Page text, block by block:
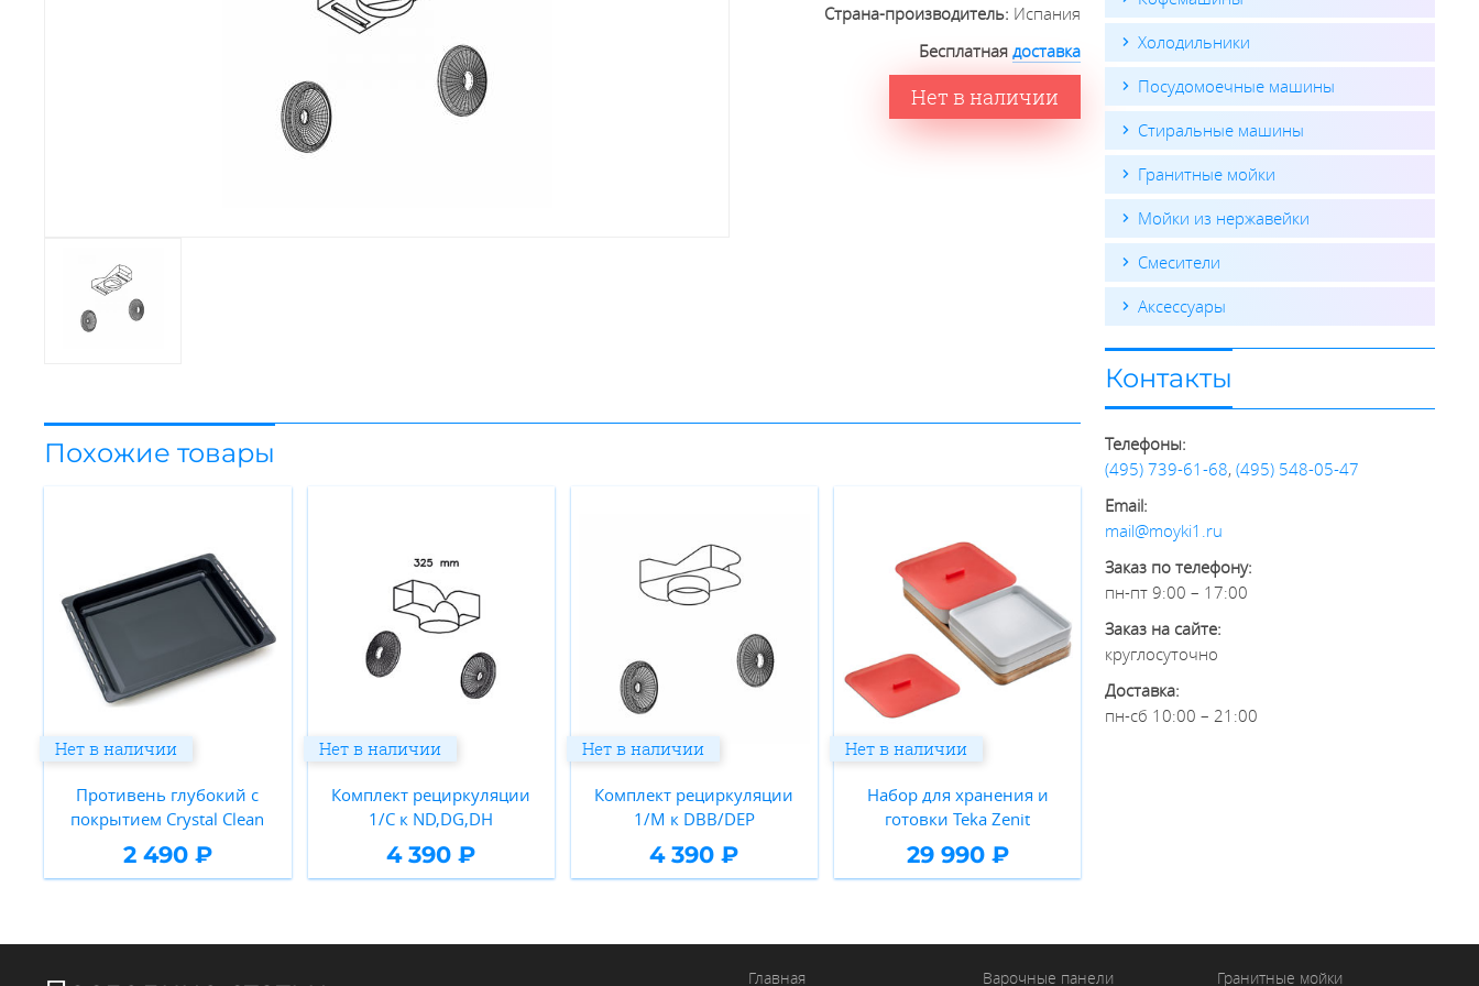
Страна-производитель: Испания
Бесплатнаядоставка
Нет в наличии
Похожие товары
Противень глубокий с
покрытием Crystal Clean
2 490 ₽
Нет в наличии
Комплект рециркуляции
1/C к ND,DG,DH
4 390 ₽
Нет в наличии
Комплект рециркуляции
1/M к DBB/DEP
4 390 ₽
Нет в наличии
Набор для хранения и
готовки Teka Zenit
29 990 ₽
Нет в наличии
Холодильники
Посудомоечные машины
Стиральные машины
Гранитные мойки
Мойки из нержавейки
Смесители
Аксессуары
Контакты
Телефоны:
(495) 739-61-68, (495) 548-05-47
Email:
mail@moyki1.ru
Заказ по телефону:
пн-пт 9:00 – 17:00
Заказ на сайте:
круглосуточно
Доставка:
пн-сб 10:00 – 21:00
Главная Варочные панели Гранитные мойки